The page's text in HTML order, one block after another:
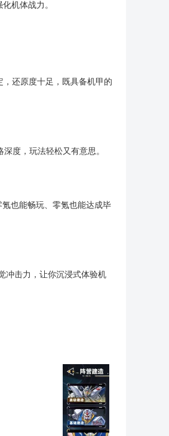
机体战力。
还原度十足，既具备机甲的
度，玩法轻松又有意思。
也能畅玩、零氪也能达成毕
冲击力，让你沉浸式体验机